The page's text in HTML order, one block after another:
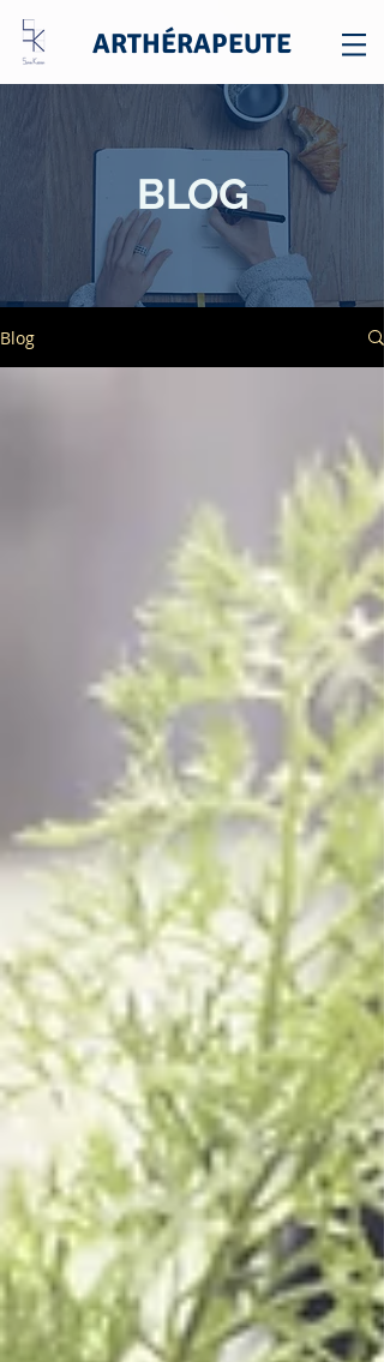
ARTHÉRAPEUTE
BLOG
Blog